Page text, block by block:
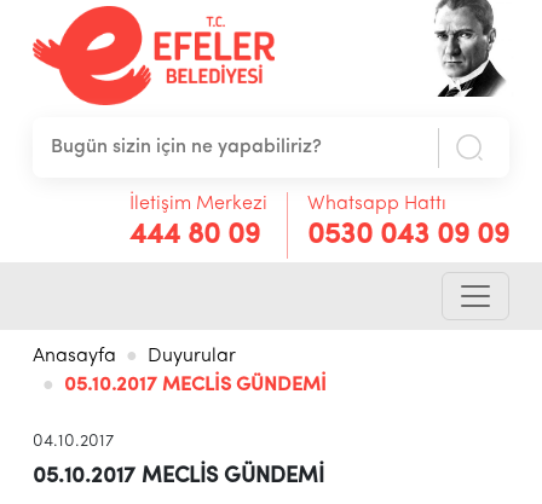
İletişim Merkezi
444 80 09
Whatsapp Hattı
0530 043 09 09
Anasayfa
Duyurular
05.10.2017 MECLİS GÜNDEMİ
04.10.2017
05.10.2017 MECLİS GÜNDEMİ